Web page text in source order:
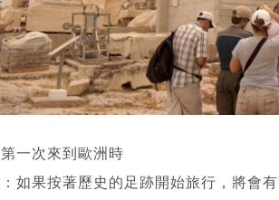
一次來到歐洲時
如果按著歷史的足跡開始旅行，將會